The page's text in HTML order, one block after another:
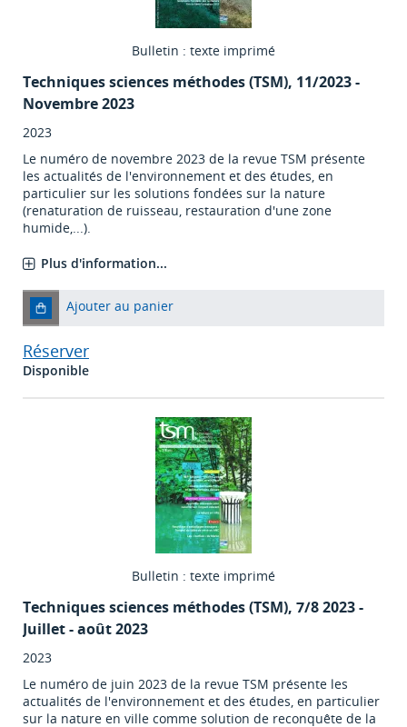
Bulletin : texte imprimé
Techniques sciences méthodes (TSM), 11/2023 -
Novembre 2023
2023
Le numéro de novembre 2023 de la revue TSM présente
les actualités de l'environnement et des études, en
particulier sur les solutions fondées sur la nature
(renaturation de ruisseau, restauration d'une zone
humide,...).
Plus d'information...
Ajouter au panier
Réserver
Disponible
Bulletin : texte imprimé
Techniques sciences méthodes (TSM), 7/8 2023 -
Juillet - août 2023
2023
Le numéro de juin 2023 de la revue TSM présente les
actualités de l'environnement et des études, en particulier
sur la nature en ville comme solution de reconquête de la